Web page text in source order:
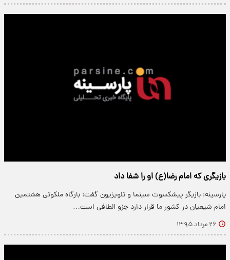
بازیگری که امام رضا(ع) او را شفا داد
پارسینه: بازیگر پیشکسوت سینما و تلویزیون گفت: بارگاه ملکوتی هشتمین
امام شیعیان در کشور ما قرار دارد جزو الطافی است…
۲۶ مرداد ۱۳۹۵